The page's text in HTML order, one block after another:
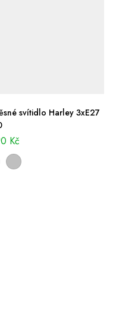
svítidlo Harley 3xE27
Kč